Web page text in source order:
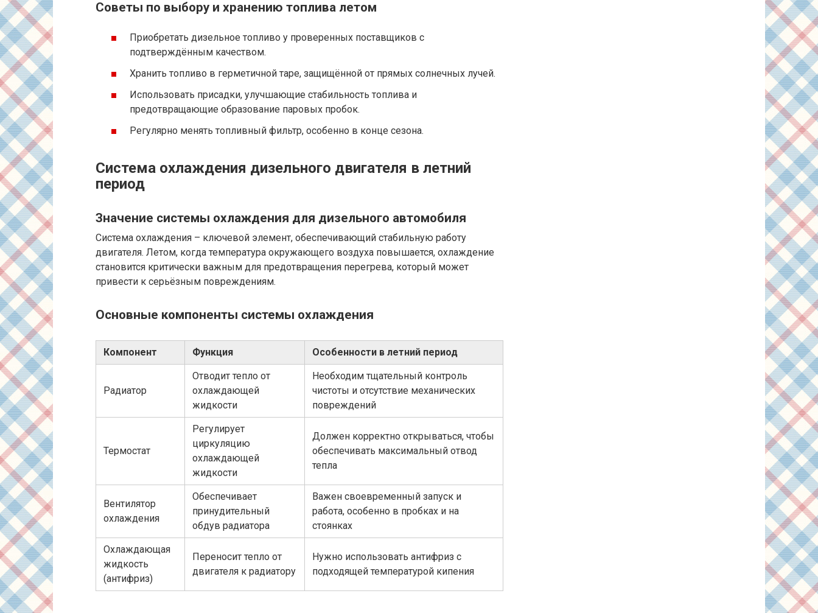
Советы по выбору и хранению топлива летом
Приобретать дизельное топливо у проверенных поставщиков с
подтверждённым качеством.
Хранить топливо в герметичной таре, защищённой от прямых солнечных лучей.
Использовать присадки, улучшающие стабильность топлива и
предотвращающие образование паровых пробок.
Регулярно менять топливный фильтр, особенно в конце сезона.
Система охлаждения дизельного двигателя в летний
период
Значение системы охлаждения для дизельного автомобиля
Система охлаждения – ключевой элемент, обеспечивающий стабильную работу
двигателя. Летом, когда температура окружающего воздуха повышается, охлаждение
становится критически важным для предотвращения перегрева, который может
привести к серьёзным повреждениям.
Основные компоненты системы охлаждения
Компонент Функция Особенности в летний период
Радиатор
Отводит тепло от
охлаждающей
жидкости
Необходим тщательный контроль
чистоты и отсутствие механических
повреждений
Термостат
Регулирует
циркуляцию
охлаждающей
жидкости
Должен корректно открываться, чтобы
обеспечивать максимальный отвод
тепла
Вентилятор
охлаждения
Обеспечивает
принудительный
обдув радиатора
Важен своевременный запуск и
работа, особенно в пробках и на
стоянках
Охлаждающая
жидкость
(антифриз)
Переносит тепло от
двигателя к радиатору
Нужно использовать антифриз с
подходящей температурой кипения